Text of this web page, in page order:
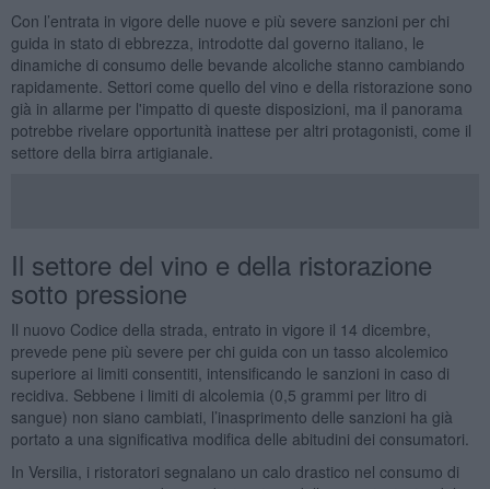
Con l’entrata in vigore delle nuove e più severe sanzioni per chi
guida in stato di ebbrezza, introdotte dal governo italiano, le
dinamiche di consumo delle bevande alcoliche stanno cambiando
rapidamente. Settori come quello del vino e della ristorazione sono
già in allarme per l'impatto di queste disposizioni, ma il panorama
potrebbe rivelare opportunità inattese per altri protagonisti, come il
settore della birra artigianale.
Il settore del vino e della ristorazione
sotto pressione
Il nuovo Codice della strada, entrato in vigore il 14 dicembre,
prevede pene più severe per chi guida con un tasso alcolemico
superiore ai limiti consentiti, intensificando le sanzioni in caso di
recidiva. Sebbene i limiti di alcolemia (0,5 grammi per litro di
sangue) non siano cambiati, l’inasprimento delle sanzioni ha già
portato a una significativa modifica delle abitudini dei consumatori.
In Versilia, i ristoratori segnalano un calo drastico nel consumo di